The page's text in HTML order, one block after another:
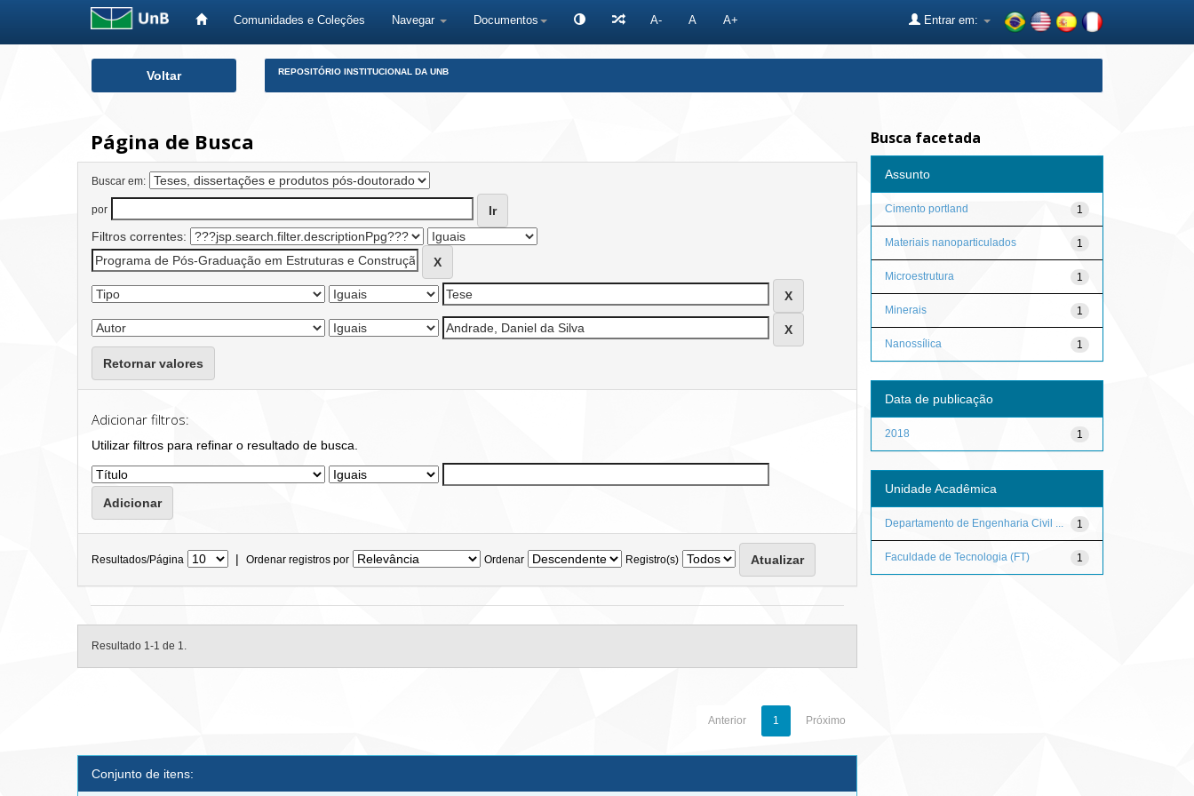
Comunidades e Coleções Navegar Documentos A- A A+ Entrar em:
Voltar REPOSITÓRIO INSTITUCIONAL DA UNB
Página de Busca
Buscar em:
por
Filtros correntes:
Retornar valores
Adicionar filtros:
Utilizar filtros para refinar o resultado de busca.
Resultados/Página | Ordenar registros por Ordenar Registro(s)
Resultado 1-1 de 1.
Anterior 1 Próximo
Conjunto de itens:
Busca facetada
Assunto
1
Cimento portland
1
Materiais nanoparticulados
1
Microestrutura
1
Minerais
1
Nanossílica
Data de publicação
1
2018
Unidade Acadêmica
1
Departamento de Engenharia Civil ...
1
Faculdade de Tecnologia (FT)